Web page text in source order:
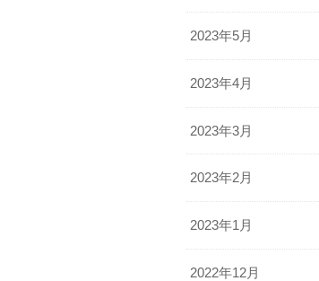
2023年5月
2023年4月
2023年3月
2023年2月
2023年1月
2022年12月